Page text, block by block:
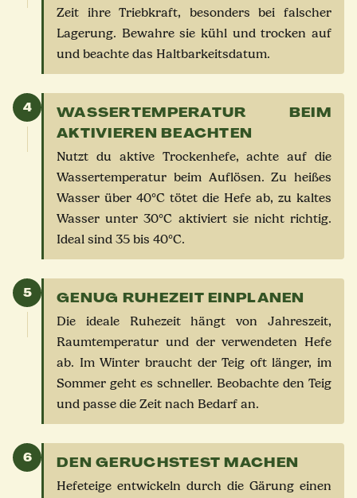
Zeit ihre Triebkraft, besonders bei falscher
Lagerung. Bewahre sie kühl und trocken auf
und beachte das Haltbarkeitsdatum.
4
WASSERTEMPERATUR BEIM
AKTIVIEREN BEACHTEN
Nutzt du aktive Trockenhefe, achte auf die
Wassertemperatur beim Auflösen. Zu heißes
Wasser über 40°C tötet die Hefe ab, zu kaltes
Wasser unter 30°C aktiviert sie nicht richtig.
Ideal sind 35 bis 40°C.
5 GENUG RUHEZEIT EINPLANEN
Die ideale Ruhezeit hängt von Jahreszeit,
Raumtemperatur und der verwendeten Hefe
ab. Im Winter braucht der Teig oft länger, im
Sommer geht es schneller. Beobachte den Teig
und passe die Zeit nach Bedarf an.
6 DEN GERUCHSTEST MACHEN
Hefeteige entwickeln durch die Gärung einen